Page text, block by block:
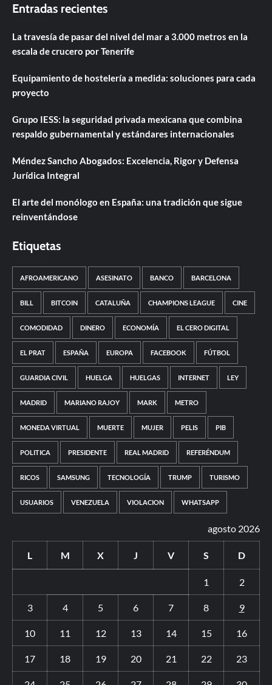
Entradas recientes
La travesía de pasar del nivel del mar a 3.000 metros en la
escala de crucero por Tenerife
Equipamiento de hostelería a medida: soluciones para cada
proyecto
Grupo IESS: la seguridad privada mexicana que combina
respaldo gubernamental y estándares internacionales
Méndez Sancho Abogados: Excelencia, Rigor y Defensa
Jurídica Integral
El arte del monólogo en España: una tradición que sigue
reinventándose
Etiquetas
AFROAMERICANO ASESINATO BANCO BARCELONA
BILL BITCOIN CATALUÑA CHAMPIONS LEAGUE CINE
COMODIDAD DINERO ECONOMÍA EL CERO DIGITAL
EL PRAT ESPAÑA EUROPA FACEBOOK FÚTBOL
GUARDIA CIVIL HUELGA HUELGAS INTERNET LEY
MADRID MARIANO RAJOY MARK METRO
MONEDA VIRTUAL MUERTE MUJER PELIS PIB
POLITICA PRESIDENTE REAL MADRID REFERÉNDUM
RICOS SAMSUNG TECNOLOGÍA TRUMP TURISMO
USUARIOS VENEZUELA VIOLACION WHATSAPP
agosto 2026
L M X J V S D
1 2
3 4 5 6 7 8 9
10 11 12 13 14 15 16
17 18 19 20 21 22 23